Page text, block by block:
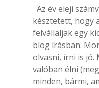
Az év eleji
késztetett, hogy
felvállaljak egy
blog írásban.
olvasni, írni is jó.
valóban élni
minden, bármi,